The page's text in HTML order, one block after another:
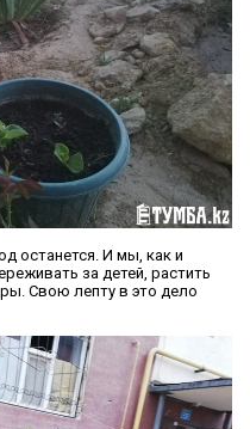
останется. И мы, как и
за детей, растить
Свою лепту в это дело